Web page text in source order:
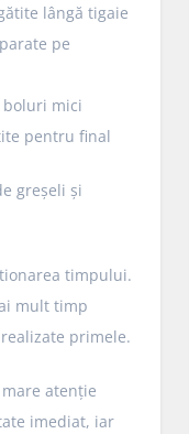
lângă tigaie
pe
boluri mici
pentru final
greșeli și
timpului.
mult timp
primele.
atenție
imediat, iar